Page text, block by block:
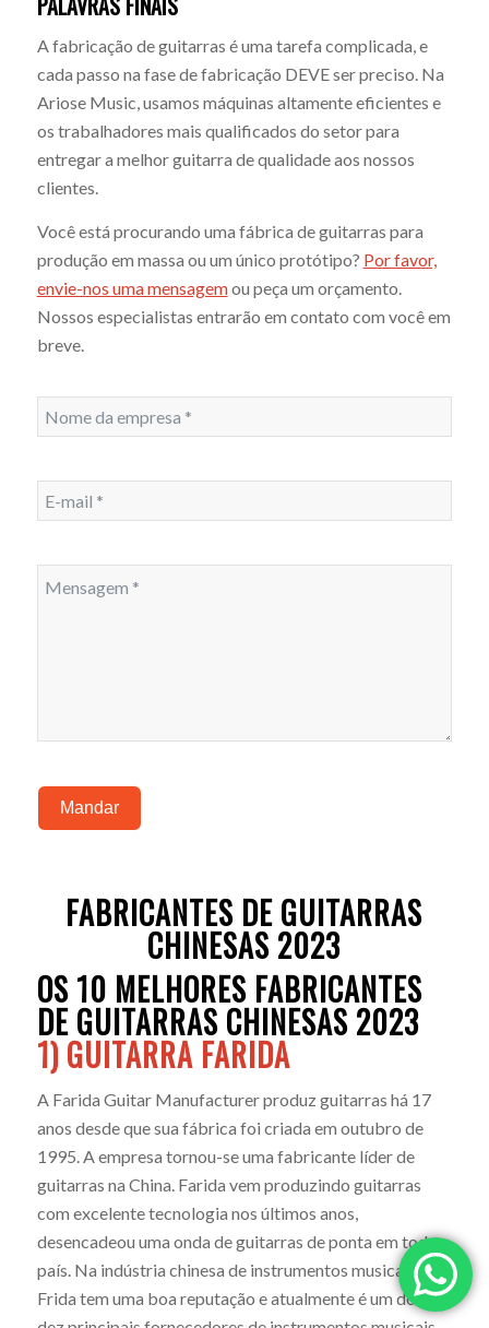
A fabricação de guitarras é uma tarefa complicada, e
cada passo na fase de fabricação DEVE ser preciso. Na
Ariose Music, usamos máquinas altamente eficientes e
os trabalhadores mais qualificados do setor para
entregar a melhor guitarra de qualidade aos nossos
clientes.
Você está procurando uma fábrica de guitarras para
produção em massa ou um único protótipo? Por favor,
envie-nos uma mensagemou peça um orçamento.
Nossos especialistas entrarão em contato com você em
breve.
Mandar
FABRICANTES DE GUITARRAS
CHINESAS 2023
OS 10 MELHORES FABRICANTES
DE GUITARRAS CHINESAS 2023
1) GUITARRA FARIDA
A Farida Guitar Manufacturer produz guitarras há 17
anos desde que sua fábrica foi criada em outubro de
1995. A empresa tornou-se uma fabricante líder de
guitarras na China. Farida vem produzindo guitarras
com excelente tecnologia nos últimos anos,
desencadeou uma onda de guitarras de ponta em todo o
país. Na indústria chinesa de instrumentos musicais,
Frida tem uma boa reputação e atualmente é um dos